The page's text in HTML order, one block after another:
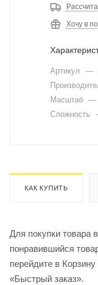
Хочу в
Артикул —
Масштаб —
Сложность
КАК КУПИТЬ
Для покупки товара
понравившийся
перейдите в
«Быстрый заказ».